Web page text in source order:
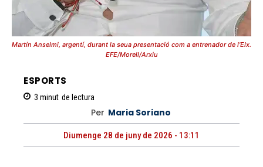
Martín Anselmi, argentí, durant la seua presentació com a entrenador de l’Elx.
EFE/Morell/Arxiu
ESPORTS
3 minut de lectura
Per Maria Soriano
Diumenge 28 de juny de 2026 - 13:11